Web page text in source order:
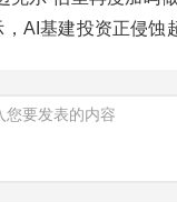
AI基建投资正侵蚀